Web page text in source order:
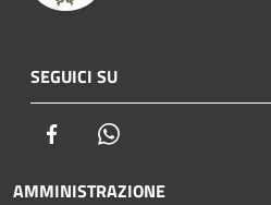
SEGUICI SU
Facebook
AMMINISTRAZIONE